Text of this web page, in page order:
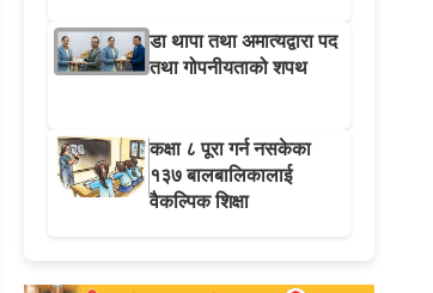
डा थापा तथा अमात्यद्वारा पद
तथा गोपनीयताको शपथ
कक्षा ८ पूरा गर्न नसकेका
१३७ बालबालिकालाई
वैकल्पिक शिक्षा